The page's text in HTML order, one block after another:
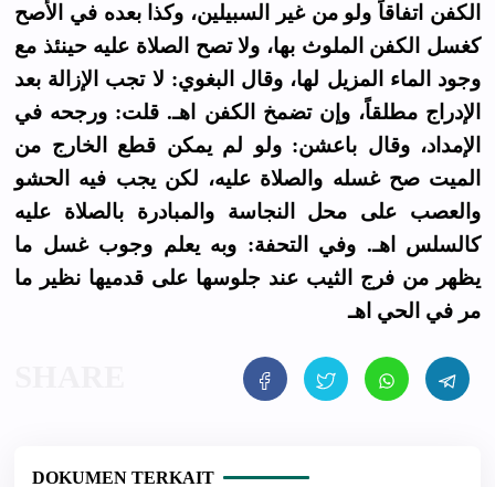
الكفن اتفاقاً ولو من غير السبيلين، وكذا بعده في الأصح
كغسل الكفن الملوث بها، ولا تصح الصلاة عليه حينئذ مع
وجود الماء المزيل لها، وقال البغوي: لا تجب الإزالة بعد
الإدراج مطلقاً، وإن تضمخ الكفن اهـ. قلت: ورجحه في
الإمداد، وقال باعشن: ولو لم يمكن قطع الخارج من
الميت صح غسله والصلاة عليه، لكن يجب فيه الحشو
والعصب على محل النجاسة والمبادرة بالصلاة عليه
كالسلس اهـ. وفي التحفة: وبه يعلم وجوب غسل ما
يظهر من فرج الثيب عند جلوسها على قدميها نظير ما
مر في الحي اهـ
DOKUMEN TERKAIT